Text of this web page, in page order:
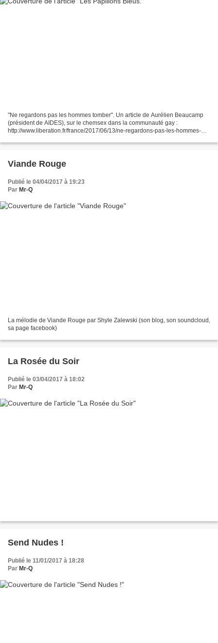
"Ne regardons pas les hommes tomber". Un article de Aurélien Beaucamp
(président de AIDES), sur le chemsex dans la communauté gay :
http://www.liberation.fr/france/2017/06/13/ne-regardons-pas-les-hommes-
Viande Rouge
Publié le 04/04/2017 à 19:23
Par Mr-Q
La mélodie de Viande Rouge par Shyle Zalewski (son blog, son soundcloud,
sa page facebook)
La Rosée du Soir
Publié le 03/04/2017 à 18:02
Par Mr-Q
Send Nudes !
Publié le 11/01/2017 à 18:28
Par Mr-Q